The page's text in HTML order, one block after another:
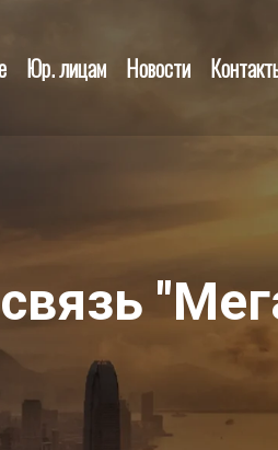
Юр. лицам Новости